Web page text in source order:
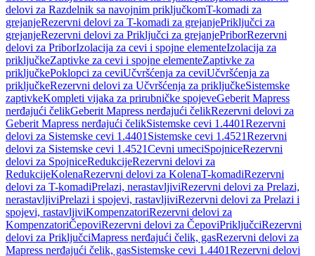
delovi za Razdelnik sa navojnim priključkomT-komadi za
grejanjeRezervni delovi za T-komadi za grejanjePriključci za
grejanjeRezervni delovi za Priključci za grejanjePriborRezervni
delovi za PriborIzolacija za cevi i spojne elementeIzolacija za
priključkeZaptivke za cevi i spojne elementeZaptivke za
priključkePoklopci za ceviUčvršćenja za ceviUčvršćenja za
priključkeRezervni delovi za Učvršćenja za priključkeSistemske
zaptivkeKompleti vijaka za prirubničke spojeveGeberit Mapress
nerđajući čelikGeberit Mapress nerđajući čelikRezervni delovi za
Geberit Mapress nerđajući čelikSistemske cevi 1.4401Rezervni
delovi za Sistemske cevi 1.4401 Sistemske cevi 1.4521Rezervni
delovi za Sistemske cevi 1.4521Cevni umeciSpojniceRezervni
delovi za SpojniceRedukcijeRezervni delovi za
RedukcijeKolenaRezervni delovi za KolenaT-komadiRezervni
delovi za T-komadiPrelazi, nerastavljiviRezervni delovi za Prelazi,
nerastavljiviPrelazi i spojevi, rastavljiviRezervni delovi za Prelazi i
spojevi, rastavljiviKompenzatoriRezervni delovi za
KompenzatoriČepoviRezervni delovi za ČepoviPriključciRezervni
delovi za PriključciMapress nerđajući čelik, gasRezervni delovi za
Mapress nerđajući čelik, gasSistemske cevi 1.4401Rezervni delovi